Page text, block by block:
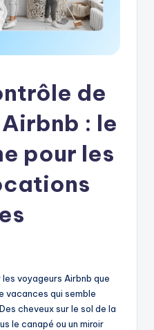
de
: le
pour les
voyageurs Airbnb que
vacances qui semble
cheveux sur le sol de la
le canapé ou un miroir